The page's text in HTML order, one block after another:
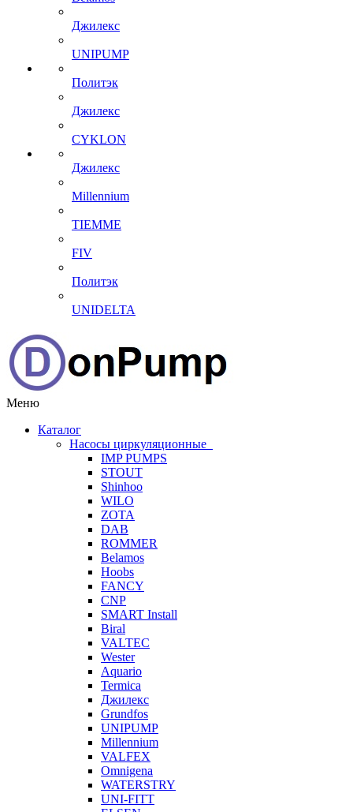
Джилекс
UNIPUMP
Политэк
Джилекс
CYKLON
Джилекс
Millennium
TIEMME
FIV
Политэк
UNIDELTA
Меню
Каталог
Насосы циркуляционные
IMP PUMPS
STOUT
Shinhoo
WILO
ZOTA
DAB
ROMMER
Belamos
Hoobs
FANCY
CNP
SMART Install
Biral
VALTEC
Wester
Aquario
Termica
Джилекс
Grundfos
UNIPUMP
Millennium
VALFEX
Omnigena
WATERSTRY
UNI-FITT